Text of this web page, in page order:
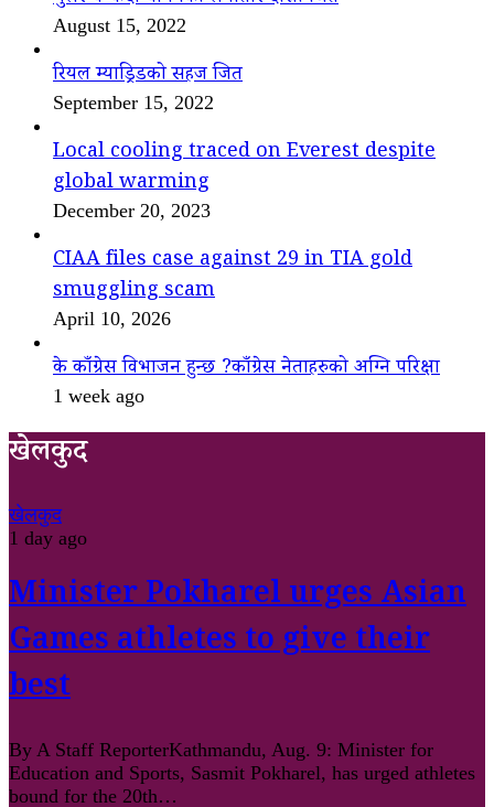
August 15, 2022
रियल म्याड्रिडको सहज जित
September 15, 2022
Local cooling traced on Everest despite
global warming
December 20, 2023
CIAA files case against 29 in TIA gold
smuggling scam
April 10, 2026
के काँग्रेस विभाजन हुन्छ ?काँग्रेस नेताहरुको अग्नि परिक्षा
1 week ago
खेलकुद
खेलकुद
1 day ago
Minister Pokharel urges Asian
Games athletes to give their
best
By A Staff ReporterKathmandu, Aug. 9: Minister for
Education and Sports, Sasmit Pokharel, has urged athletes
bound for the 20th…